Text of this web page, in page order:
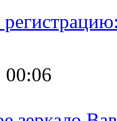
00:06